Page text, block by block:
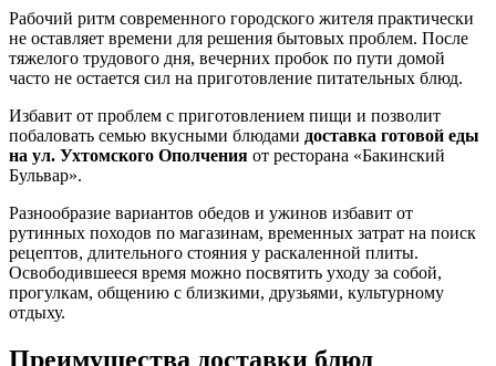
Рабочий ритм современного городского жителя практически
не оставляет времени для решения бытовых проблем. После
тяжелого трудового дня, вечерних пробок по пути домой
часто не остается сил на приготовление питательных блюд.
Избавит от проблем с приготовлением пищи и позволит
побаловать семью вкусными блюдами доставка готовой еды
на ул. Ухтомского Ополчения от ресторана «Бакинский
Бульвар».
Разнообразие вариантов обедов и ужинов избавит от
рутинных походов по магазинам, временных затрат на поиск
рецептов, длительного стояния у раскаленной плиты.
Освободившееся время можно посвятить уходу за собой,
прогулкам, общению с близкими, друзьями, культурному
отдыху.
Преимущества доставки блюд